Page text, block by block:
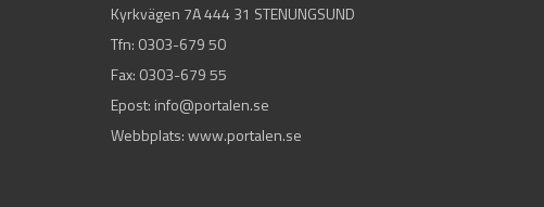
Kyrkvägen 7A 444 31 STENUNGSUND
Tfn: 0303-679 50
Fax: 0303-679 55
Epost: info@portalen.se
Webbplats: www.portalen.se